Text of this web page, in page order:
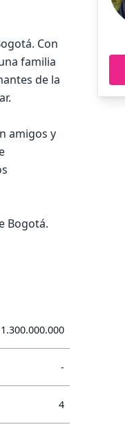
Con
familia
de la
amigos y
Bogotá.
-
4